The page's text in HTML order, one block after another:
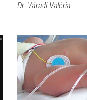
Dr. Váradi Valéria